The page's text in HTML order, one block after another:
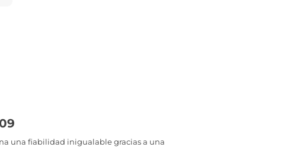
una fiabilidad inigualable gracias a una